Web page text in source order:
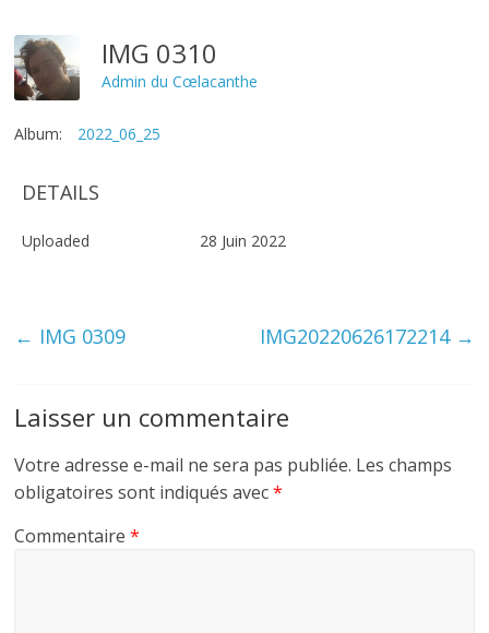
IMG 0310
Admin du Cœlacanthe
Album: 2022_06_25
DETAILS
Uploaded 28 Juin 2022
← IMG 0309 IMG20220626172214 →
Laisser un commentaire
Votre adresse e-mail ne sera pas publiée. Les champs
obligatoires sont indiqués avec*
Commentaire*